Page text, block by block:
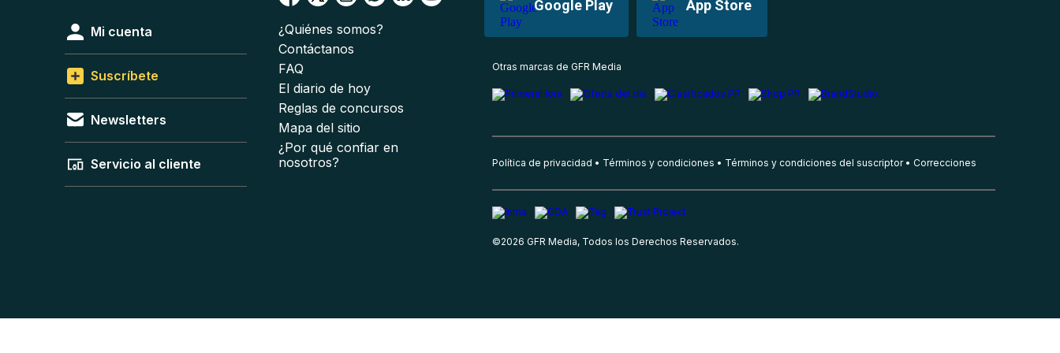
Google Play App Store
Mi cuenta
Suscríbete
Newsletters
Servicio al cliente
¿Quiénes somos?
Contáctanos
FAQ
El diario de hoy
Reglas de concursos
Mapa del sitio
¿Por qué confiar en
nosotros?
Otras marcas de GFR Media
Política de privacidad Términos y condiciones Términos y condiciones del suscriptor Correcciones
©2026 GFR Media, Todos los Derechos Reservados.